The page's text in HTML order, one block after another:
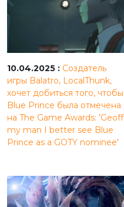
10.04.2025 : Создатель
игры Balatro, LocalThunk,
хочет добиться того, чтобы
Blue Prince была отмечена
на The Game Awards: 'Geoff
my man I better see Blue
Prince as a GOTY nominee'